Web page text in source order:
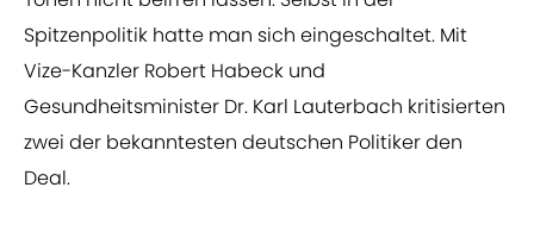
Spitzenpolitik hatte man sich eingeschaltet. Mit
Vize-Kanzler Robert Habeck und
Gesundheitsminister Dr. Karl Lauterbach kritisierten
zwei der bekanntesten deutschen Politiker den
Deal.